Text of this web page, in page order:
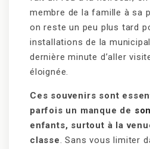
membre de la famille à sa
on reste un peu plus tard
installations de la
dernière minute d’aller
éloignée.
Ces souvenirs sont
parfois un manque de
enfants, surtout à la
classe. Sans vous limiter